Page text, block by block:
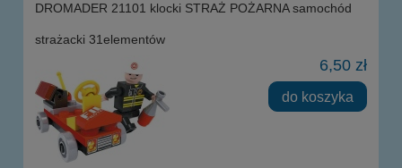
DROMADER 21101 klocki STRAŻ POŻARNA samochód
strażacki 31elementów
6,50 zł
do koszyka